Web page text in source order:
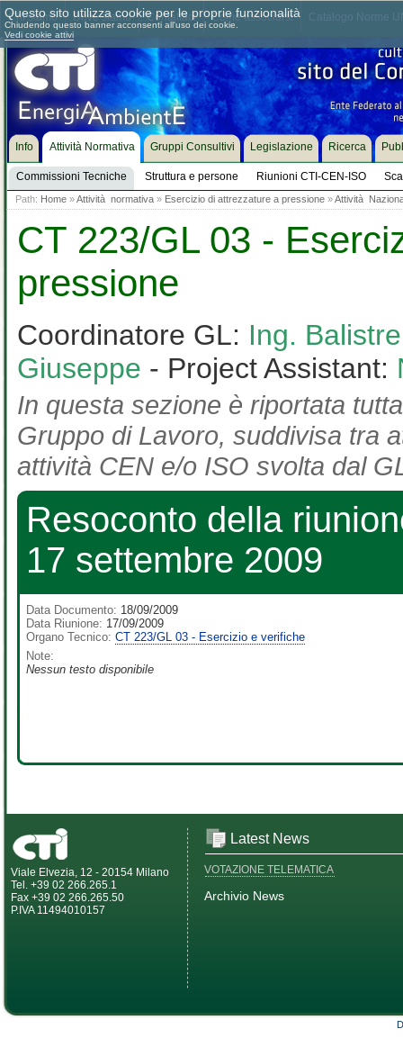
Chi siamo Dove siamo Contattaci Come associarsi
Info Attività Normativa
Commissioni Tecniche Struttura e persone Riunioni CTI-CEN-ISO
Gruppi Consultivi Legislazione Ricerca
Path: Home »Attività normativa » Esercizio di attrezzature a pressione »Attività
CT 223/GL 03 -
pressione
Coordinatore GL: Ing.
Giuseppe - Project Assistant:
In questa sezione è riportata
Gruppo di Lavoro, suddivisa tra
attività CEN e/o ISO svolta dal
Resoconto della
17 settembre 2009
Data Documento: 18/09/2009
Data Riunione: 17/09/2009
Organo Tecnico: CT 223/GL 03 - Esercizio e verifiche
Note:
Nessun testo disponibile
Viale Elvezia, 12 - 20154 Milano
Tel. +39 02 266.265.1
Fax +39 02 266.265.50
P.IVA 11494010157
Latest News
VOTAZIONE TELEMATICA
Archivio News
Questo sito utilizza cookie per le proprie funzionalità
Chiudendo questo banner acconsenti all'uso dei cookie.
Vedi cookie attivi